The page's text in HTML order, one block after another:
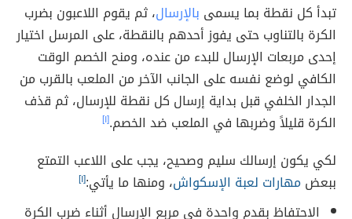
تبدأ كل نقطة بما يسمى بالإرسال، ثم يقوم اللاعبون بضرب
الكرة بالتناوب حتى يفوز أحدهم بالنقطة، على المرسل اختيار
إحدى مربعات الإرسال للبدء من عنده، ومنح الخصم الوقت
الكافي لوضع نفسه على الجانب الآخر من الملعب بالقرب من
الجدار الخلفي قبل بداية إرسال كل نقطة للإرسال، ثم قذف
الكرة قليلاً وضربها في الملعب ضد الخصم.[١]
لكي يكون إرسالك سليم وصحيح، يجب على اللاعب التمتع
ببعضمهارات لعبة الإسكواش، ومنها ما يأتي:[١]
الاحتفاظ بقدم واحدة في مربع الإرسال أثناء ضرب الكرة